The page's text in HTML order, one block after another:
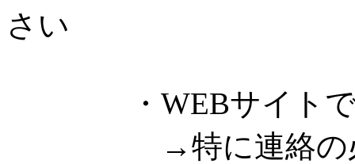
さい
・WEBサイトでゲ
→特に連絡の必